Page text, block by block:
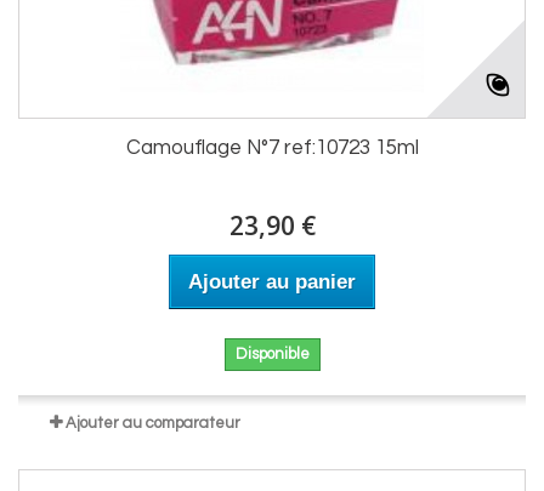
Camouflage N°7 ref:10723 15ml
23,90 €
Ajouter au panier
Disponible
Ajouter au comparateur